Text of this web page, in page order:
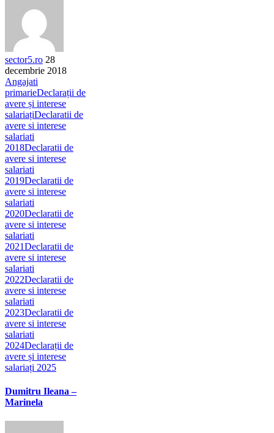
sector5.ro 28
decembrie 2018
Angajati
primarieDeclarații de
avere și interese
salariațiDeclaratii de
avere si interese
salariati
2018Declaratii de
avere si interese
salariati
2019Declaratii de
avere si interese
salariati
2020Declaratii de
avere si interese
salariati
2021Declaratii de
avere si interese
salariati
2022Declaratii de
avere si interese
salariati
2023Declaratii de
avere si interese
salariati
2024Declarații de
avere și interese
salariați 2025
Dumitru Ileana –
Marinela